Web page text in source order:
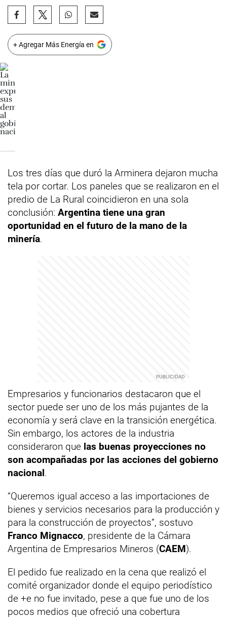
+ Agregar Más Energía en
Los tres días que duró la Arminera dejaron mucha
tela por cortar. Los paneles que se realizaron en el
predio de La Rural coincidieron en una sola
conclusión: Argentina tiene una gran
oportunidad en el futuro de la mano de la
minería.
Empresarios y funcionarios destacaron que el
sector puede ser uno de los más pujantes de la
economía y será clave en la transición energética.
Sin embargo, los actores de la industria
consideraron que las buenas proyecciones no
son acompañadas por las acciones del gobierno
nacional.
“Queremos igual acceso a las importaciones de
bienes y servicios necesarios para la producción y
para la construcción de proyectos”, sostuvo
Franco Mignacco, presidente de la Cámara
Argentina de Empresarios Mineros (CAEM).
El pedido fue realizado en la cena que realizó el
comité organizador donde el equipo periodístico
de +e no fue invitado, pese a que fue uno de los
pocos medios que ofreció una cobertura